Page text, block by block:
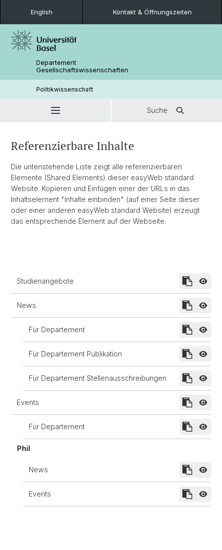
English Kontakt & Öffnungszeiten
Departement
Gesellschaftswissenschaften
Politikwissenschaft
Suche
Referenzierbare Inhalte
Die untenstehende Liste zeigt alle referenzierbaren
Elemente (Shared Elements) dieser easyWeb standard
Website. Kopieren und Einfügen einer der URLs in das
Inhaltselement "Inhalte einbinden" (auf einer Seite dieser
oder einer anderen easyWeb standard Website) erzeugt
das entsprechende Element auf der Webseite.
Studienangebote
News
Für Departement
Für Departement Publikation
Für Departement Stellenausschreibungen
Events
Für Departement
Phil
News
Events